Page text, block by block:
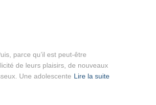
parce qu’il est peut-être
de leurs plaisirs, de nouveaux
Une adolescente Lire la suite